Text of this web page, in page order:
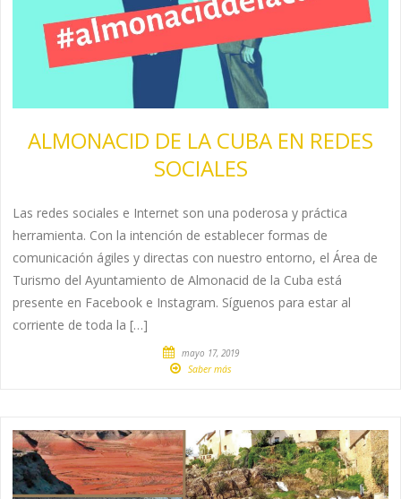
ALMONACID DE LA CUBA EN REDES
SOCIALES
Las redes sociales e Internet son una poderosa y práctica
herramienta. Con la intención de establecer formas de
comunicación ágiles y directas con nuestro entorno, el Área de
Turismo del Ayuntamiento de Almonacid de la Cuba está
presente en Facebook e Instagram. Síguenos para estar al
corriente de toda la […]
mayo 17, 2019
Saber más